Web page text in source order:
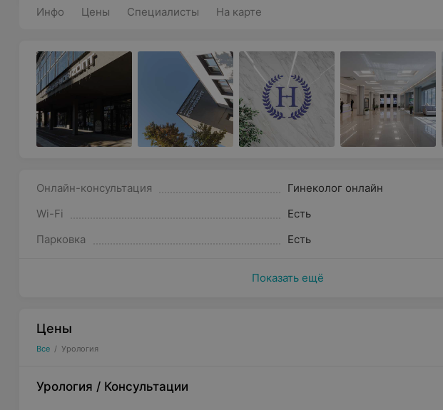
Инфо Цены Специалисты На карте
Онлайн-консультация
Гинеколог онлайн
Wi-Fi
Есть
Парковка
Есть
Показать ещё
Цены
Все / Урология
Урология / Консультации